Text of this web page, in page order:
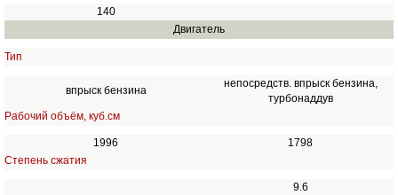
140
Двигатель
Тип
впрыск бензина
непосредств. впрыск бензина,
турбонаддув
Рабочий объём, куб.см
1996
1798
Степень сжатия
9.6